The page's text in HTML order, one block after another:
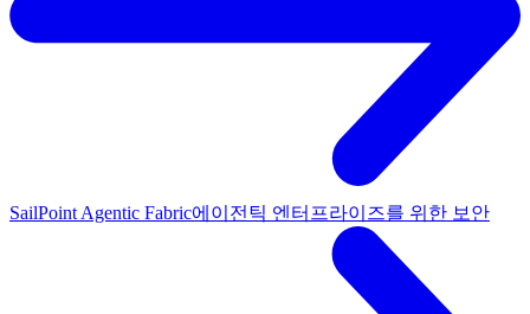
SailPoint Agentic Fabric에이전틱 엔터프라이즈를 위한 보안